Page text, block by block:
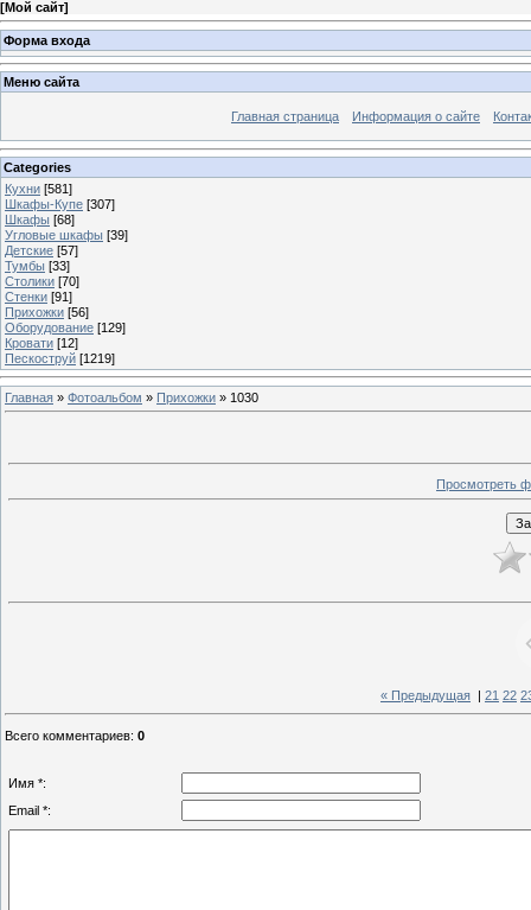
[Мой сайт]
Форма входа
Меню сайта
Главная страница Информация о сайте
Categories
Кухни [581]
Шкафы-Купе [307]
Шкафы [68]
Угловые шкафы [39]
Детские [57]
Тумбы [33]
Столики [70]
Стенки [91]
Прихожки [56]
Оборудование [129]
Кровати [12]
Пескоструй [1219]
Главная » Фотоальбом » Прихожки » 1030
Просмотреть
« Предыдущая 21 22
Всего комментариев: 0
Имя *:
Email *: